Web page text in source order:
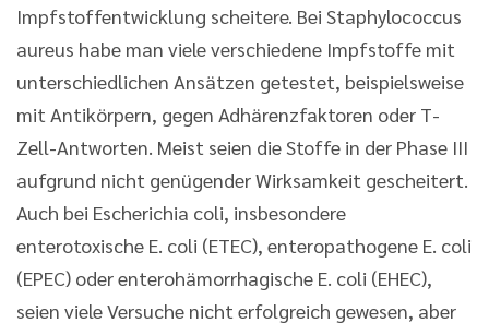
Impfstoffentwicklung scheitere. Bei Staphylococcus
aureus habe man viele verschiedene Impfstoffe mit
unterschiedlichen Ansätzen getestet, beispielsweise
mit Antikörpern, gegen Adhärenzfaktoren oder T-
Zell-Antworten. Meist seien die Stoffe in der Phase III
aufgrund nicht genügender Wirksamkeit gescheitert.
Auch bei Escherichia coli, insbesondere
enterotoxische E. coli (ETEC), enteropathogene E. coli
(EPEC) oder enterohämorrhagische E. coli (EHEC),
seien viele Versuche nicht erfolgreich gewesen, aber